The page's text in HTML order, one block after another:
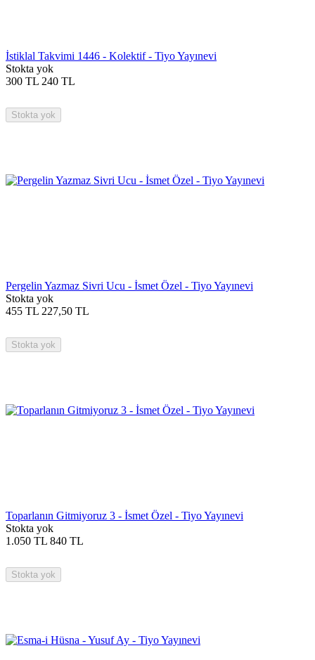
İstiklal Takvimi 1446 - Kolektif - Tiyo Yayınevi
Stokta yok
300 TL 240 TL
Stokta yok
Pergelin Yazmaz Sivri Ucu - İsmet Özel - Tiyo Yayınevi
Stokta yok
455 TL 227,50 TL
Stokta yok
Toparlanın Gitmiyoruz 3 - İsmet Özel - Tiyo Yayınevi
Stokta yok
1.050 TL 840 TL
Stokta yok